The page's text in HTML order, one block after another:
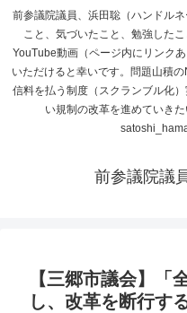
前参議院議員、浜田聡（ハンドル
こと、気づいたこと、勉強した
YouTube動画（ページ内にリンク
いただけると幸いです。問題山積
信料を払う制度（スクランブル化
い規制の改革を進めていき
前参議院議
【三郷市議会】「
し、改革を断行す